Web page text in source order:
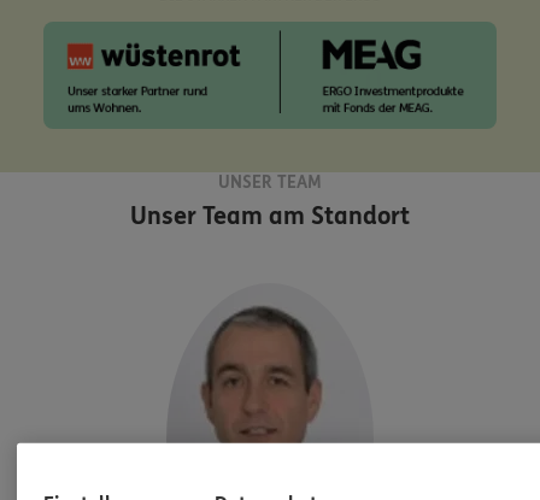
UNSER TEAM
Unser Team am Standort